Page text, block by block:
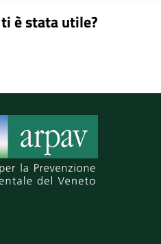
è stata utile?
aiutaci a migliorare il servizio